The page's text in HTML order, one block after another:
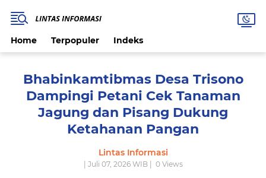
Home Terpopuler Indeks
Bhabinkamtibmas Desa Trisono
Dampingi Petani Cek Tanaman
Jagung dan Pisang Dukung
Ketahanan Pangan
Lintas Informasi
| Juli 07, 2026 WIB | 0Views